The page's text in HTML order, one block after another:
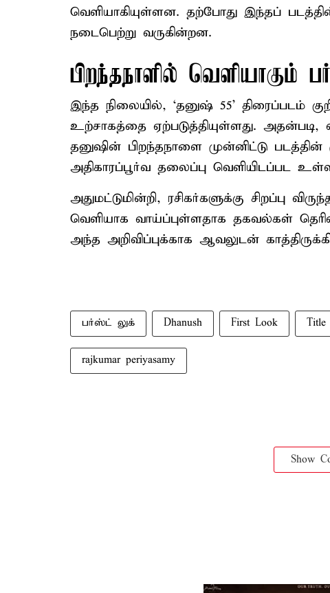
வெளியாகியுள்ளன. தற்போது இந்தப் படத்தின்
நடைபெற்று வருகின்றன.
பிறந்தநாளில் வெளியாகும்
இந்த நிலையில், ‘தனுஷ் 55’ திரைப்படம்
உற்சாகத்தை ஏற்படுத்தியுள்ளது. அதன்படி,
தனுஷின் பிறந்தநாளை முன்னிட்டு
அதிகாரப்பூர்வ தலைப்பு வெளியிடப்பட
அதுமட்டுமின்றி, ரசிகர்களுக்கு சிறப்பு
வெளியாக வாய்ப்புள்ளதாக தகவல்கள்
அந்த அறிவிப்புக்காக ஆவலுடன்
பர்ஸ்ட் லுக் Dhanush First Look Title
rajkumar periyasamy
Show